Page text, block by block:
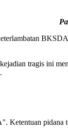
tragis ini
pidana